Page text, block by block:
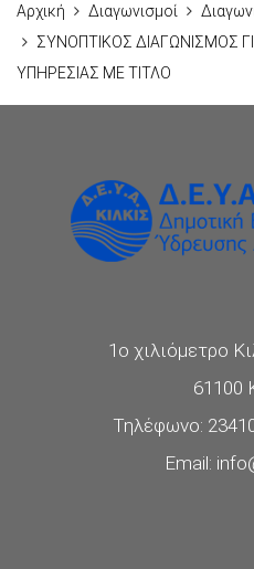
Αρχική Διαγωνισμοί
ΣΥΝΟΠΤΙΚΟΣ ΔΙΑΓΩΝΙΣΜΟΣ
ΥΠΗΡΕΣΙΑΣ ΜΕ ΤΙΤΛΟ
1ο χιλιόμετρο
61100
Τηλέφωνο:
Email: